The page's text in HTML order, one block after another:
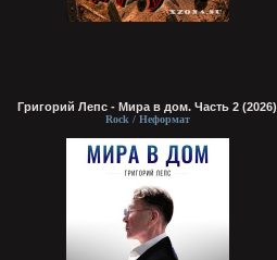
Григорий Лепс - Мира в дом. Часть 2 (2026)
Rock / Неформат